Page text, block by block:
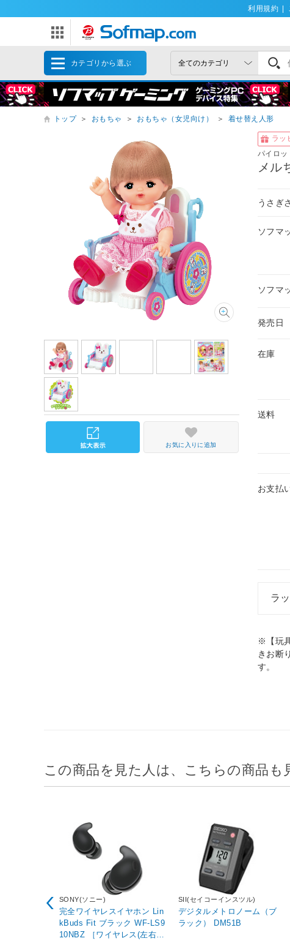
利用規約
カテゴリから選ぶ
トップ ＞ おもちゃ ＞ おもちゃ（女児向け） ＞ 着せ替え人形
ラッ
パイロッ
メル
うさぎ
ソフマ
ソフマ
発売日
在庫
送料
お支払
ラ
※【玩
きお断
す。
お気に入りに追加
この商品を見た人は、こちらの商品も
SONY(ソニー)
完全ワイヤレスイヤホン Lin
kBuds Fit ブラック WF-LS9
10NBZ ［ワイヤレス(左右分
SII(セイコーインスツル)
デジタルメトロノーム（ブ
ラック） DM51B